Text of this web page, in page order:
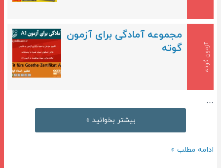
آزمون گوته
مجموعه آمادگی برای آزمون
گوته
…
آموزش
ضمایر
بیشتر بخوانید »
آموزش
ادامه مطلب »